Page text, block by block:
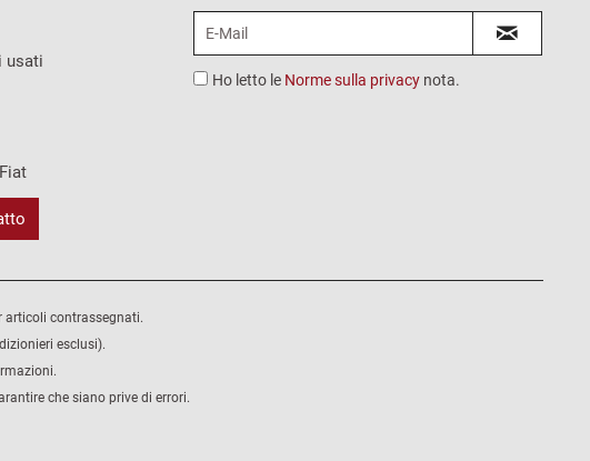
usati
Ho letto le Norme sulla privacy nota.
contrassegnati.
esclusi).
che siano prive di errori.